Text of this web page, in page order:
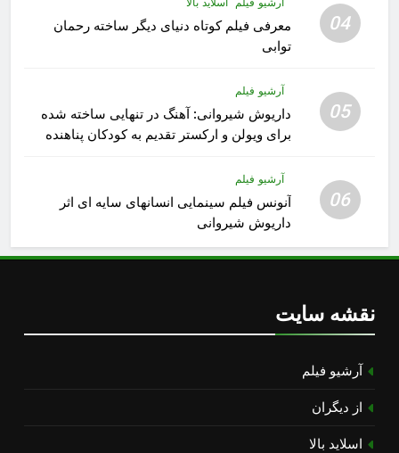
04
معرفی فیلم کوتاه دنیای دیگر ساخته رحمان
توابی
05
آرشیو فیلم
داریوش شیروانی: آهنگ در تنهایی ساخته شده
برای ویولن و ارکستر تقدیم به کودکان پناهنده
06
آرشیو فیلم
آنونس فیلم سینمایی انسانهای سایه ای اثر
داریوش شیروانی
نقشه سایت
آرشیو فیلم
از دیگران
اسلاید بالا